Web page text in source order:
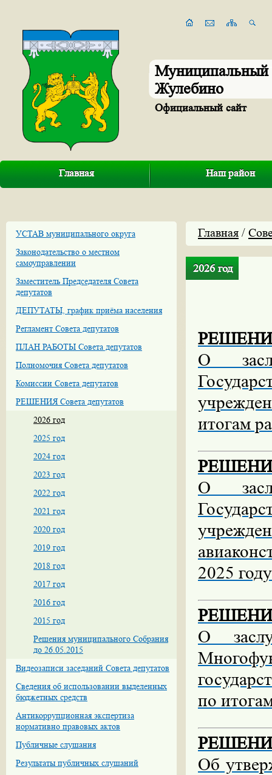
Муниципальный
Жулебино
Официальный сайт
Главная Наш район
УСТАВ муниципального округа
Законодательство о местном
самоуправлении
Заместитель Председателя Совета
депутатов
ДЕПУТАТЫ, график приёма населения
Регламент Совета депутатов
ПЛАН РАБОТЫ Совета депутатов
Полномочия Совета депутатов
Комиссии Совета депутатов
РЕШЕНИЯ Совета депутатов
2026 год
2025 год
2024 год
2023 год
2022 год
2021 год
2020 год
2019 год
2018 год
2017 год
2016 год
2015 год
Решения муниципального Собрания
до 26.05.2015
Видеозаписи заседаний Совета депутатов
Сведения об использовании выделенных
бюджетных средств
Антикоррупционная экспертиза
нормативно правовых актов
Публичные слушания
Результаты публичных слушаний
Главная /
2026 год
О
итогам
О
2025 году
О
по
Об